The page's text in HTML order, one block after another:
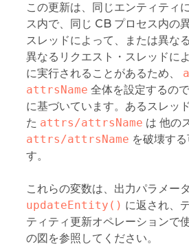
この更新は、同じエンティティ
ス内で、同じ CB プロセス内の
スレッドによって、または異な
異なるリクエスト・スレッドに
に実行されることがあるため、
attrsName 全体を設定するの
に基づいています。あるスレッ
た attrs/attrsName は 他の
attrs/attrsName を破壊す
す。
これらの変数は、出力パラメー
updateEntity() に返され、
ティティ更新オペレーションで
の図を参照してください。